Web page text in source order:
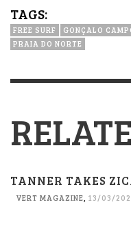
TAGS:
FREE SURF GONÇALO
PRAIA DO NORTE
TANNER TAKES
VERT MAGAZINE 13/03/